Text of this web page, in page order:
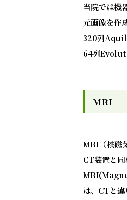
当院では機
元画像を作
320列
64列
MRI
MRI（核磁
CT装置と同
は、CTと